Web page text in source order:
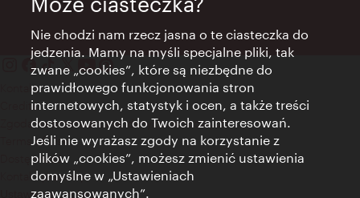
Kontakt
Credits
Zgoda na przetwarzanie danych osobowych
Terms of Use
Dostępność
Kontakt prasowy
Ustawienia cookies
Nie chodzi nam rzecz jasna o te ciasteczka do
jedzenia. Mamy na myśli specjalne pliki, tak
zwane „cookies”, które są niezbędne do
prawidłowego funkcjonowania stron
internetowych, statystyk i ocen, a także treści
dostosowanych do Twoich zainteresowań.
Jeśli nie wyrażasz zgody na korzystanie z
plików „cookies”, możesz zmienić ustawienia
domyślne w „Ustawieniach
zaawansowanych”.